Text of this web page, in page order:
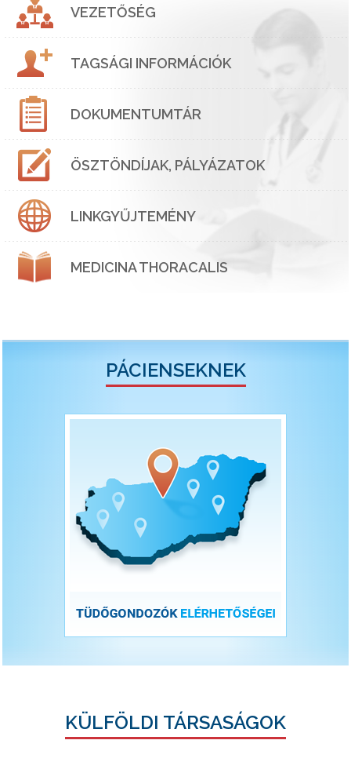
VEZETŐSÉG
TAGSÁGI INFORMÁCIÓK
DOKUMENTUMTÁR
ÖSZTÖNDÍJAK, PÁLYÁZATOK
LINKGYŰJTEMÉNY
MEDICINA THORACALIS
PÁCIENSEKNEK
KÜLFÖLDI TÁRSASÁGOK